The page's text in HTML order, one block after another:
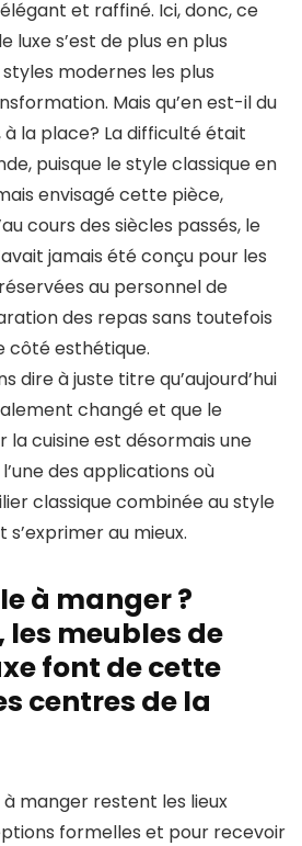
et raffiné. Ici, donc, ce
luxe s’est de plus en plus
modernes les plus
Mais qu’en est-il du
à la place? La difficulté était
puisque le style classique en
envisagé cette pièce,
cours des siècles passés, le
jamais été conçu pour les
au personnel de
des repas sans toutefois
esthétique.
dire à juste titre qu’aujourd’hui
changé et que le
la cuisine est désormais une
des applications où
classique combinée au style
au mieux.
à manger ?
meubles de
font de cette
centres de la
à manger restent les lieux
formelles et pour recevoir